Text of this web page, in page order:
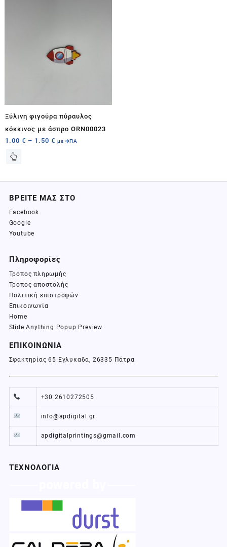
Ξύλινη φιγούρα πύραυλος
κόκκινος με άσπρο ORN00023
1.00 € – 1.50 € με ΦΠΑ
ΒΡΕΙΤΕ ΜΑΣ ΣΤΟ
Facebook
Google
Youtube
Πληροφορίες
Τρόπος πληρωμής
Τρόπος αποστολής
Πολιτική επιστροφών
Επικοινωνία
Home
Slide Anything Popup Preview
ΕΠΙΚΟΙΝΩΝΙΑ
Σφακτηρίας 65 Εγλυκαδα, 26335 Πάτρα
+30 2610272505
info@apdigital.gr
apdigitalprintings@gmail.com
ΤΕΧΝΟΛΟΓΙΑ